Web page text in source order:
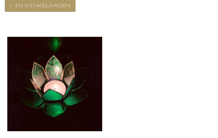
IN WINKELWAGEN